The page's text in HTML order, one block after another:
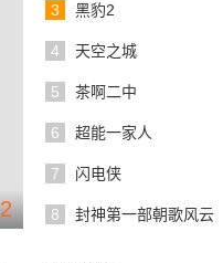
3 黑豹2
4 天空之城
5 茶啊二中
6 超能一家人
7 闪电侠
8 封神第一部朝歌风云